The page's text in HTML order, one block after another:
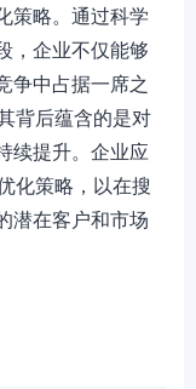
策略。通过科学
，企业不仅能够
争中占据一席之
背后蕴含的是对
续提升。企业应
化策略，以在搜
潜在客户和市场